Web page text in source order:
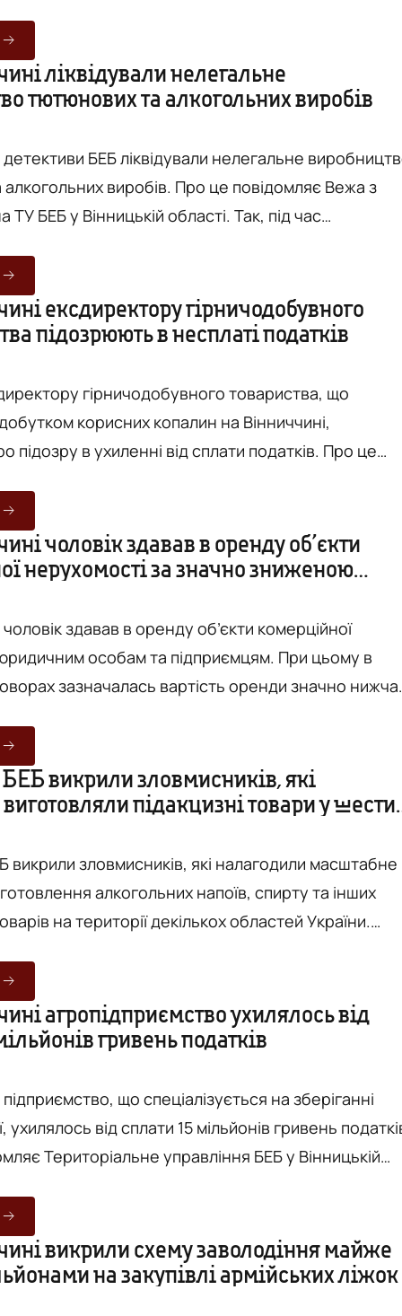
забезпечили відшкодування збитків,
місцевим підприємцем, який займається
деревиною, будівельними матеріалами та
ліквідували нелегальне
тютюнових та алкогольних виробів
детективи БЕБ ліквідували нелегальне
виробів. Про це повідомляє Вежа з
у Вінницькій області. Так, під час
за адресами проживання фігурантів, у
де здійснювалося нелегальне
засобах. В результаті вилучено
ексдиректору гірничодобувного
підозрюють в несплаті податків
гірничодобувного товариства, що
корисних копалин на Вінниччині,
в ухиленні від сплати податків. Про це
на одному з родовищ у Вінницькій області. У
Державної комісії України по запасах
чоловік здавав в оренду об’єкти
нерухомості за значно зниженою
здавав в оренду об’єкти комерційної
особам та підприємцям. При цьому в
зазначалась вартість оренди значно нижча
Співвласник нерухомості таким
доходи та податкові зобов’язання. Це дало
від сплати понад п'яти мільйонів гривень
викрили зловмисників, які
підакцизні товари у шести
викрили зловмисників, які налагодили масштабне
алкогольних напоїв, спирту та інших
на території декількох областей України.
Вежа з посиланням на ТУ БЕБ у Київській області.
групи входили 13 осіб. Фігуранти налагодили
та продаж фальсифікату під...
агропідприємство ухилялось від
гривень податків
що спеціалізується на зберіганні
ухилялось від сплати 15 мільйонів гривень
Територіальне управління БЕБ у Вінницькій
завданих державі збитків у повному
правопорушення, передбаченого ч. 3 ст. 212
викрили схему заволодіння майже
на закупівлі армійських ліжок